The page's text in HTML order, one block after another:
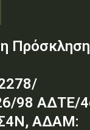
98 ΑΔΤΕ/
ΑΔΑΜ: